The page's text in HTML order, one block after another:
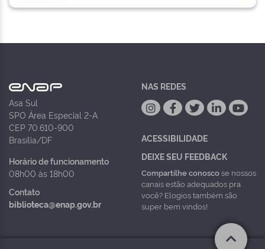
Asa Sul
SPO Área Especial 2-A
CEP 70.610-900
Brasília/DF
Horário de funcionamento
08h00 às 18h00
Contato
biblioteca@enap.gov.br
NAS REDES
ACESSIBILIDADE
DEIXE SEU FEEDBACK
Compartilhe conoscose nossos
canais estão adequados pra
você? Elogios também são
super bem vindos!